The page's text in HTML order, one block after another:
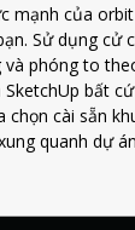
mạnh của
Sử dụng cử
phóng to
bất
chọn cài sẵn
quanh dự